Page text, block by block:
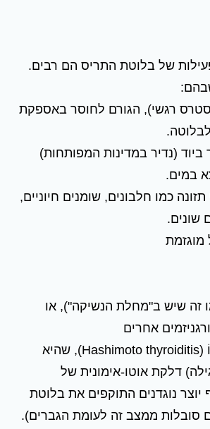
של בלוטת התריס הם רבים.
רגשי), הגורם לחוסר באספקת
(נדיר במדינות המפותחות)
במים.
כמו חלבונים, שומנים חיוניים,
שונים.
מוגזמת
זה שיש ב"מחלת הנשיקה"), או
אחרים
– מחלת הָשִימוֹטוֹ (Hashimoto thyroiditis), שהיא
דלקת אוטו-אימונית של
נוגדנים התוקפים את בלוטת